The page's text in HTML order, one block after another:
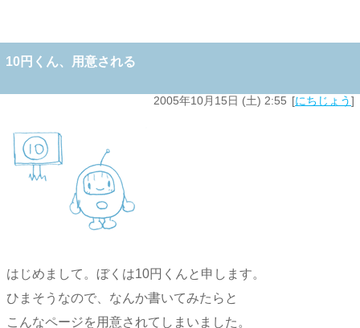
10円くん、用意される
2005年10月15日 (土) 2:55 にちじょう
はじめまして。ぼくは10円くんと申します。
ひまそうなので、なんか書いてみたらと
こんなページを用意されてしまいました。